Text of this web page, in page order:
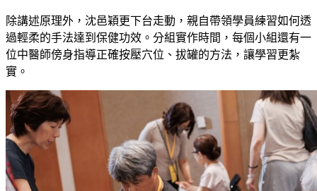
除講述原理外，沈邑穎更下台走動，親自帶領學員練習如何透
過輕柔的手法達到保健功效。分組實作時間，每個小組還有一
位中醫師傍身指導正確按壓穴位、拔罐的方法，讓學習更紮
實。